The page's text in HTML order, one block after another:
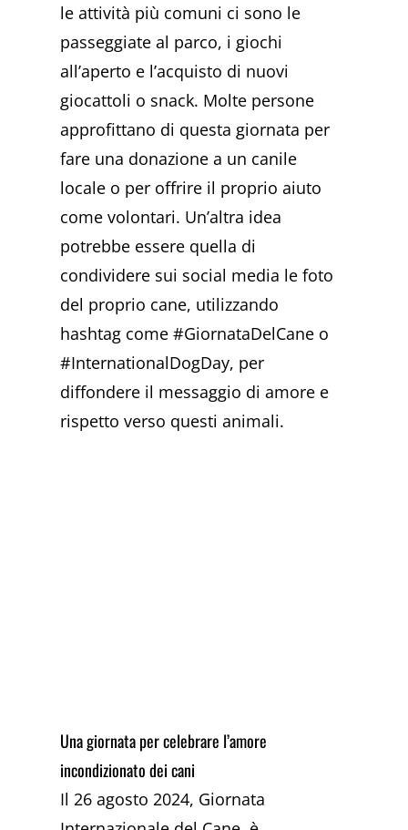
le attività più comuni ci sono le
passeggiate al parco, i giochi
all’aperto e l’acquisto di nuovi
giocattoli o snack. Molte persone
approfittano di questa giornata per
fare una donazione a un canile
locale o per offrire il proprio aiuto
come volontari. Un’altra idea
potrebbe essere quella di
condividere sui social media le foto
del proprio cane, utilizzando
hashtag come #GiornataDelCane o
#InternationalDogDay, per
diffondere il messaggio di amore e
rispetto verso questi animali.
Una giornata per celebrare l’amore
incondizionato dei cani
Il 26 agosto 2024, Giornata